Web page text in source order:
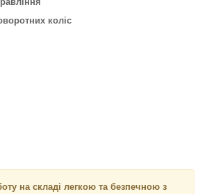
коліс
на складі легкою та безпечною з